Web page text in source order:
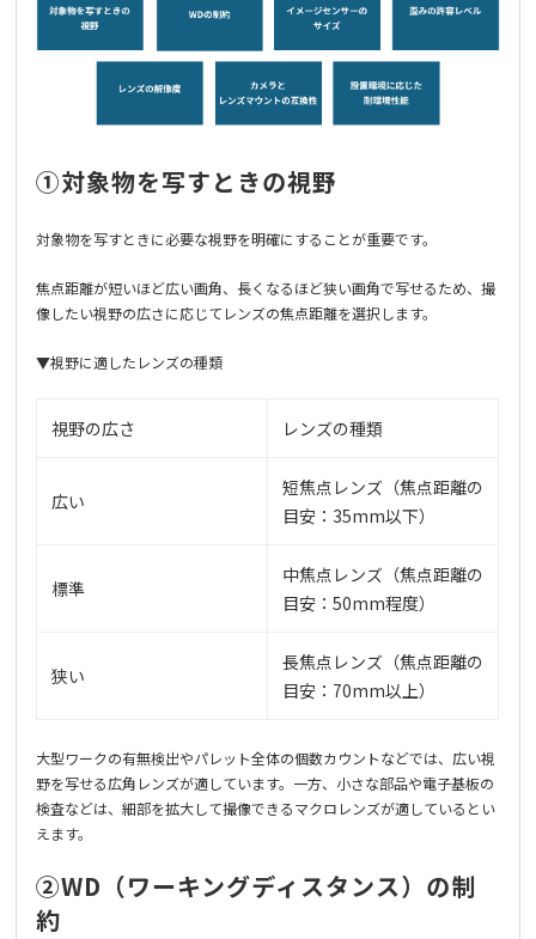
①対象物を写すときの視野
対象物を写すときに必要な視野を明確にすることが重要です。
焦点距離が短いほど広い画角、長くなるほど狭い画角で写せるため、撮
像したい視野の広さに応じてレンズの焦点距離を選択します。
▼視野に適したレンズの種類
視野の広さ レンズの種類
広い
短焦点レンズ（焦点距離の
目安：35mm以下）
標準
中焦点レンズ（焦点距離の
目安：50mm程度）
狭い
長焦点レンズ（焦点距離の
目安：70mm以上）
大型ワークの有無検出やパレット全体の個数カウントなどでは、広い視
野を写せる広角レンズが適しています。一方、小さな部品や電子基板の
検査などは、細部を拡大して撮像できるマクロレンズが適しているとい
えます。
②WD（ワーキングディスタンス）の制
約